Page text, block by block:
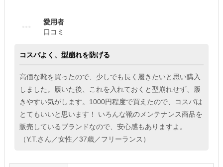
愛用者
口コミ
コスパよく、型崩れを防げる
高価な靴を買ったので、少しでも長く履きたいと思い購入
しました。履いた後、これを入れておくと型崩れせず、履
きやすい気がします。1000円程度で買えたので、コスパは
とてもいいと思います！ いろんな靴のメンテナンス商品を
販売しているブランドなので、安心感もありますよ。
（Y.T.さん／女性／37歳／フリーランス）